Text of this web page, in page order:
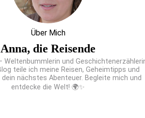
LONDON AW26
Weltzeituhr gewinnt Red
Über Mich
Anna, die Reisende
Weltenbummlerin und
teile ich meine Reisen, Geheimtipps und
nächstes Abenteuer. Begleite mich und
entdecke die Welt! 🌍✨